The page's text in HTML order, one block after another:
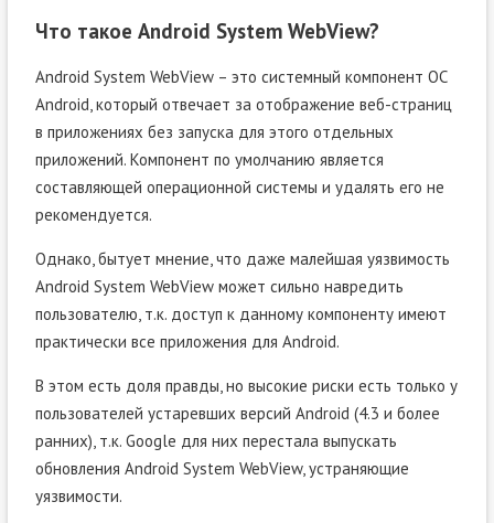
Что такое Android System WebView?
Android System WebView – это системный компонент ОС
Android, который отвечает за отображение веб-страниц
в приложениях без запуска для этого отдельных
приложений. Компонент по умолчанию является
составляющей операционной системы и удалять его не
рекомендуется.
Однако, бытует мнение, что даже малейшая уязвимость
Android System WebView может сильно навредить
пользователю, т.к. доступ к данному компоненту имеют
практически все приложения для Android.
В этом есть доля правды, но высокие риски есть только у
пользователей устаревших версий Android (4.3 и более
ранних), т.к. Google для них перестала выпускать
обновления Android System WebView, устраняющие
уязвимости.